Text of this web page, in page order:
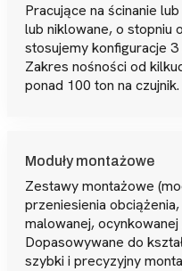
Pracujące na ścinanie
lub niklowane, o stopniu
stosujemy konfiguracje
Zakres nośności od
ponad 100 ton na czujnik.
Moduły montażowe
Zestawy montażowe
przeniesienia
malowanej,
Dopasowywane do
szybki i precyzyjny